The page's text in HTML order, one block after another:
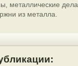
металлические
из металла.